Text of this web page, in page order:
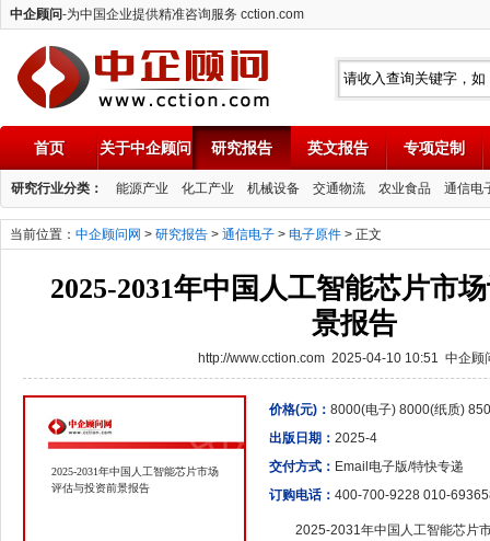
中企顾问-为中国企业提供精准咨询服务 cction.com
中企顾问
首页 关于中企顾问 研究报告 英文报告 专项定制
研究行业分类： 能源产业 化工产业 机械设备 交通物流 农业食品 通信电
当前位置： 中企顾问网 > 研究报告 > 通信电子 > 电子原件 > 正文
2025-2031年中国人工智能芯片市
景报告
http://www.cction.com 2025-04-10 10:51 中企顾
2025-2031年中国人工智能芯片市场
评估与投资前景报告
价格(元)： 8000(电子) 8000(纸质)
出版日期： 2025-4
交付方式： Email电子版/特快专递
订购电话： 400-700-9228 010-
2025-2031年中国人工智能芯片